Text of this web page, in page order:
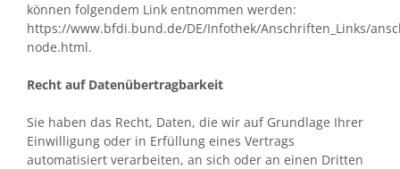
können folgendem Link entnommen werden:
https://www.bfdi.bund.de/DE/Infothek/Anschriften_Links/
node.html.
Recht auf Datenübertragbarkeit
Sie haben das Recht, Daten, die wir auf Grundlage Ihrer
Einwilligung oder in Erfüllung eines Vertrags
automatisiert verarbeiten, an sich oder an einen Dritten